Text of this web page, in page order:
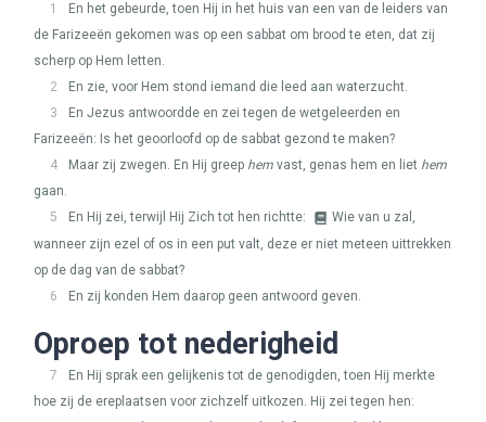
1
En het gebeurde, toen Hij in het huis van een van de leiders van
de Farizeeën gekomen was op een sabbat om brood te eten, dat zij
scherp op Hem letten.
2
En zie, voor Hem stond iemand die leed aan waterzucht.
3
En Jezus antwoordde en zei tegen de wetgeleerden en
Farizeeën: Is het geoorloofd op de sabbat gezond te maken?
4
Maar zij zwegen. En Hij greep hem vast, genas hem en liet hem
gaan.
5
En Hij zei, terwijl Hij Zich tot hen richtte:
Wie van u zal,
wanneer zijn ezel of os in een put valt, deze er niet meteen uittrekken
op de dag van de sabbat?
6
En zij konden Hem daarop geen antwoord geven.
Oproep tot nederigheid
7
En Hij sprak een gelijkenis tot de genodigden, toen Hij merkte
hoe zij de ereplaatsen voor zichzelf uitkozen. Hij zei tegen hen: